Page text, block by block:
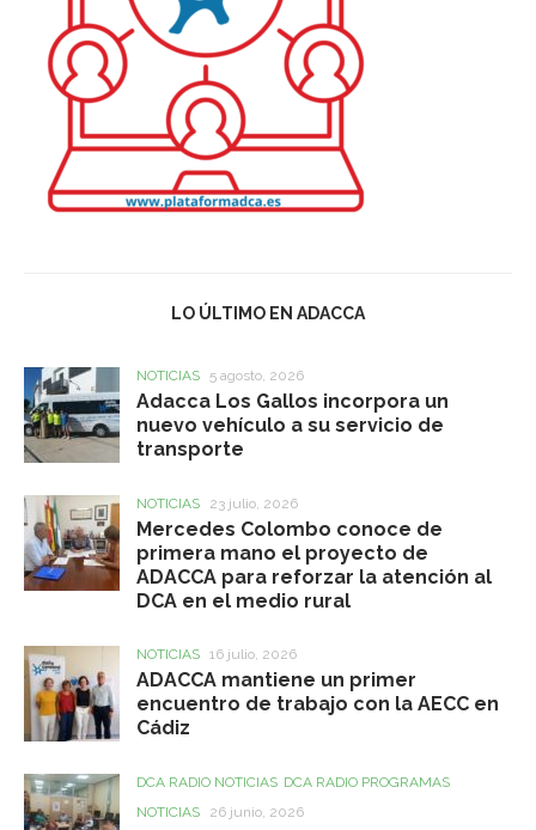
LO ÚLTIMO EN ADACCA
NOTICIAS 5 agosto, 2026
Adacca Los Gallos incorpora un
nuevo vehículo a su servicio de
transporte
NOTICIAS 23 julio, 2026
Mercedes Colombo conoce de
primera mano el proyecto de
ADACCA para reforzar la atención al
DCA en el medio rural
NOTICIAS 16 julio, 2026
ADACCA mantiene un primer
encuentro de trabajo con la AECC en
Cádiz
DCA RADIO NOTICIAS DCA RADIO PROGRAMAS
NOTICIAS
26 junio, 2026